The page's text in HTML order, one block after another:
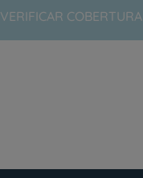
VERIFICAR COBERTURA